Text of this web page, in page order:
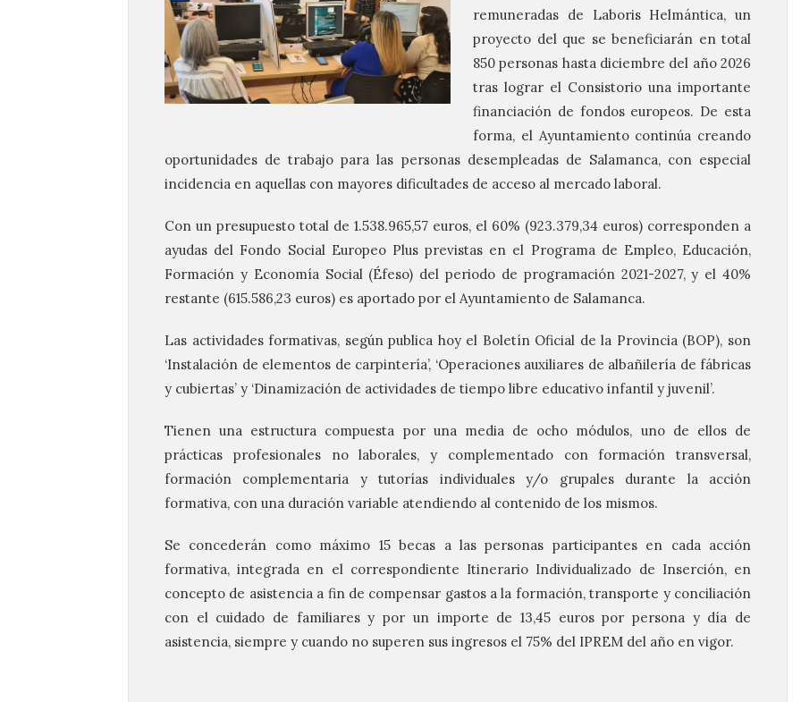
remuneradas de Laboris Helmántica, un
proyecto del que se beneficiarán en total
850 personas hasta diciembre del año 2026
tras lograr el Consistorio una importante
financiación de fondos europeos. De esta
forma, el Ayuntamiento continúa creando
oportunidades de trabajo para las personas desempleadas de Salamanca, con especial
incidencia en aquellas con mayores dificultades de acceso al mercado laboral.
Con un presupuesto total de 1.538.965,57 euros, el 60% (923.379,34 euros) corresponden a
ayudas del Fondo Social Europeo Plus previstas en el Programa de Empleo, Educación,
Formación y Economía Social (Éfeso) del periodo de programación 2021-2027, y el 40%
restante (615.586,23 euros) es aportado por el Ayuntamiento de Salamanca.
Las actividades formativas, según publica hoy el Boletín Oficial de la Provincia (BOP), son
‘Instalación de elementos de carpintería’, ‘Operaciones auxiliares de albañilería de fábricas
y cubiertas’ y ‘Dinamización de actividades de tiempo libre educativo infantil y juvenil’.
Tienen una estructura compuesta por una media de ocho módulos, uno de ellos de
prácticas profesionales no laborales, y complementado con formación transversal,
formación complementaria y tutorías individuales y/o grupales durante la acción
formativa, con una duración variable atendiendo al contenido de los mismos.
Se concederán como máximo 15 becas a las personas participantes en cada acción
formativa, integrada en el correspondiente Itinerario Individualizado de Inserción, en
concepto de asistencia a fin de compensar gastos a la formación, transporte y conciliación
con el cuidado de familiares y por un importe de 13,45 euros por persona y día de
asistencia, siempre y cuando no superen sus ingresos el 75% del IPREM del año en vigor.